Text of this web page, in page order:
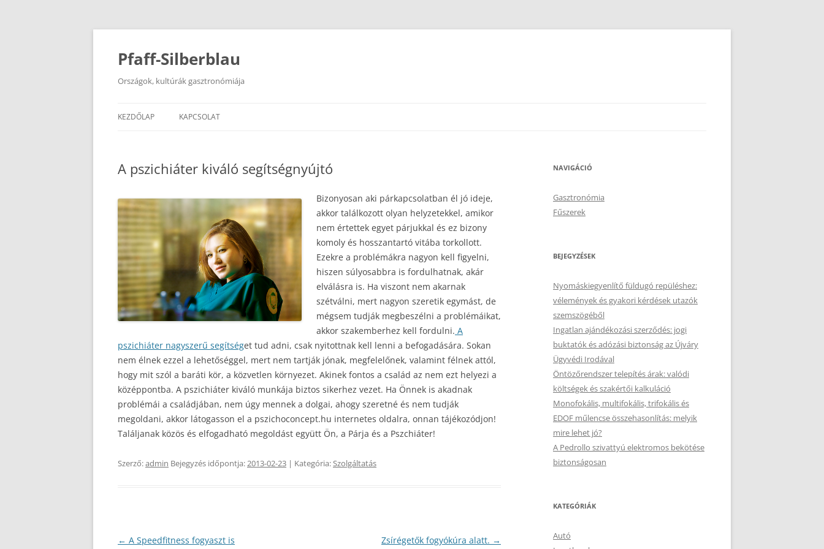
Kilépés
tartalomba
Pfaff-Silberblau
Országok, kultúrák gasztronómiája
KEZDŐLAP KAPCSOLAT
A pszichiáter kiváló segítségnyújtó
Bizonyosan aki párkapcsolatban él jó ideje,
akkor találkozott olyan helyzetekkel, amikor
nem értettek egyet párjukkal és ez bizony
komoly és hosszantartó vitába torkollott.
Ezekre a problémákra nagyon kell figyelni,
hiszen súlyosabbra is fordulhatnak, akár
elválásra is. Ha viszont nem akarnak
szétválni, mert nagyon szeretik egymást, de
mégsem tudják megbeszélni a problémáikat,
akkor szakemberhez kell fordulni. A
pszichiáter nagyszerű segítséget tud adni, csak nyitottnak kell lenni a befogadására. Sokan
nem élnek ezzel a lehetőséggel, mert nem tartják jónak, megfelelőnek, valamint félnek attól,
hogy mit szól a baráti kör, a közvetlen környezet. Akinek fontos a család az nem ezt helyezi a
középpontba. A pszichiáter kiváló munkája biztos sikerhez vezet. Ha Önnek is akadnak
problémái a családjában, nem úgy mennek a dolgai, ahogy szeretné és nem tudják
megoldani, akkor látogasson el a pszichoconcept.hu internetes oldalra, onnan tájékozódjon!
Találjanak közös és elfogadható megoldást együtt Ön, a Párja és a Pszchiáter!
Szerző:admin Bejegyzés időpontja:2013-02-23 | Kategória:Szolgáltatás
Bejegyzés
← A Speedfitness fogyaszt is Zsírégetők fogyókúra alatt. →
NAVIGÁCIÓ
Gasztronómia
Fűszerek
BEJEGYZÉSEK
Nyomáskiegyenlítő füldugó repüléshez:
vélemények és gyakori kérdések utazók
szemszögéből
Ingatlan ajándékozási szerződés: jogi
buktatók és adózási biztonság az Újváry
Ügyvédi Irodával
Öntözőrendszer telepítés árak: valódi
költségek és szakértői kalkuláció
Monofokális, multifokális, trifokális és
EDOF műlencse összehasonlítás: melyik
mire lehet jó?
A Pedrollo szivattyú elektromos bekötése
biztonságosan
KATEGÓRIÁK
Autó